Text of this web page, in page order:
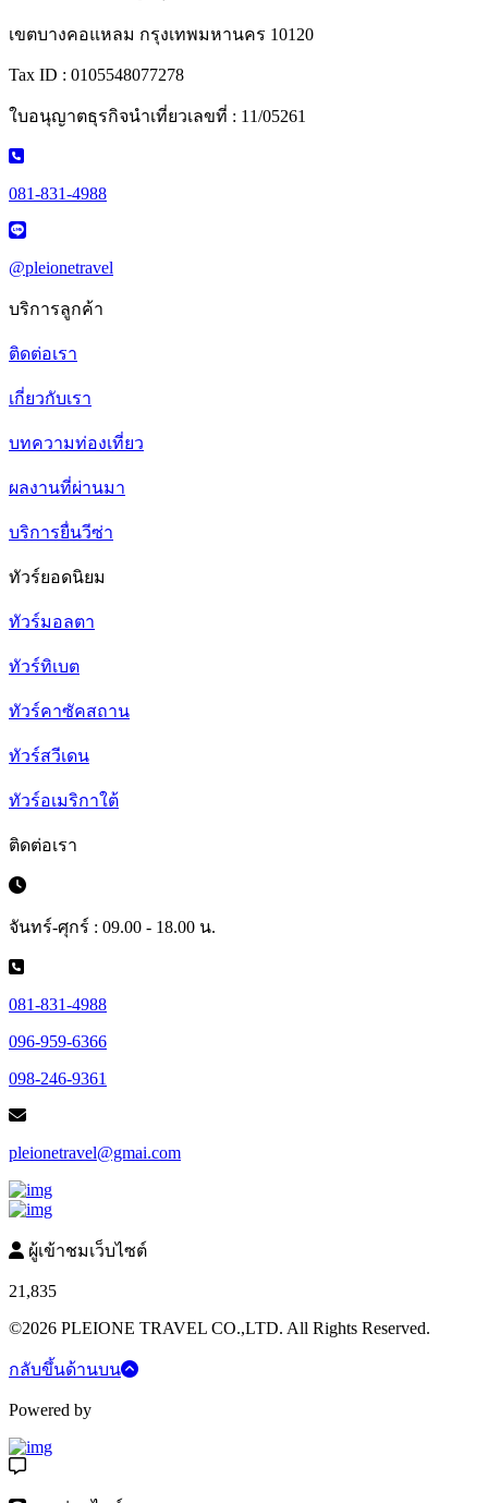
เขตบางคอแหลม กรุงเทพมหานคร 10120
Tax ID : 0105548077278
ใบอนุญาตธุรกิจนำเที่ยวเลขที่ : 11/05261
081-831-4988
@pleionetravel
บริการลูกค้า
ติดต่อเรา
เกี่ยวกับเรา
บทความท่องเที่ยว
ผลงานที่ผ่านมา
บริการยื่นวีซ่า
ทัวร์ยอดนิยม
ทัวร์มอลตา
ทัวร์ทิเบต
ทัวร์คาซัคสถาน
ทัวร์สวีเดน
ทัวร์อเมริกาใต้
ติดต่อเรา
จันทร์-ศุกร์ : 09.00 - 18.00 น.
081-831-4988
096-959-6366
098-246-9361
pleionetravel@gmai.com
ผู้เข้าชมเว็บไซต์
21,835
©2026 PLEIONE TRAVEL CO.,LTD. All Rights Reserved.
กลับขึ้นด้านบน
Powered by